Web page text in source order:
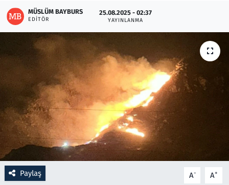
MÜSLÜM BAYBURS
EDITÖR
25.08.2025 - 02:37
YAYINLANMA
Paylaş A- A+
Otomobil
Oyun
Ramazan
Resmi İlanlar
Rüya Tabirleri
Sağlık
Savunma Sanayi